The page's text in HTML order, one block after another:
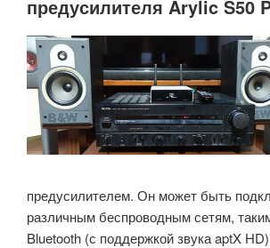
ink-
монитор
(краудфандинг)»
предусилителя Arylic S50
предусилителем. Он может быть
различным беспроводным сетям,
Bluetooth (с поддержкой звука aptX